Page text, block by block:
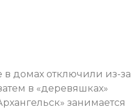
домах отключили из-за
в «деревяшках»
занимается